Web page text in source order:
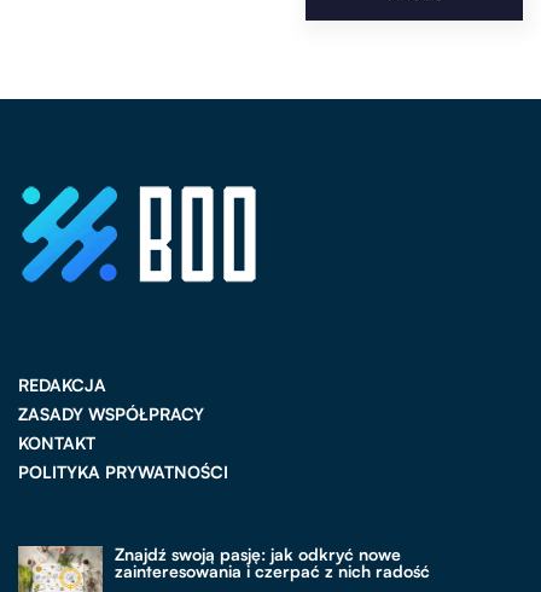
REDAKCJA
ZASADY WSPÓŁPRACY
KONTAKT
POLITYKA PRYWATNOŚCI
Znajdź swoją pasję: jak odkryć nowe
zainteresowania i czerpać z nich radość